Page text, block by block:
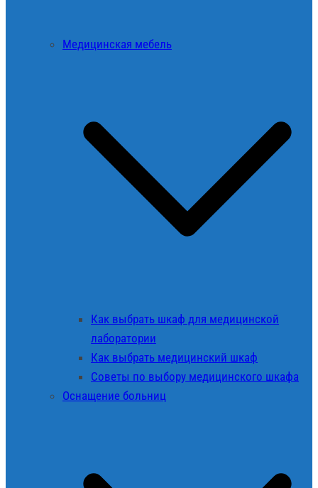
Медицинская мебель
Как выбрать шкаф для медицинской
лаборатории
Как выбрать медицинский шкаф
Советы по выбору медицинского шкафа
Оснащение больниц